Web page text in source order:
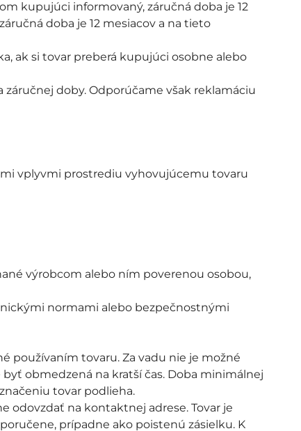
kupujúci informovaný, záručná doba je 12
doba je 12 mesiacov a na tieto
ak si tovar preberá kupujúci osobne alebo
doby. Odporúčame však reklamáciu
vplyvmi prostrediu vyhovujúcemu tovaru
výrobcom alebo ním poverenou osobou,
normami alebo bezpečnostnými
používaním tovaru. Za vadu nie je možné
obmedzená na kratší čas. Doba minimálnej
tovar podlieha.
odovzdať na kontaktnej adrese. Tovar je
prípadne ako poistenú zásielku. K